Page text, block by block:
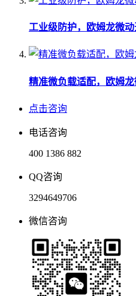
工业级防护，欧姆龙微
精准微负载适配，欧姆
点击咨询
电话咨询
400 1386 882
QQ咨询
3294649706
微信咨询